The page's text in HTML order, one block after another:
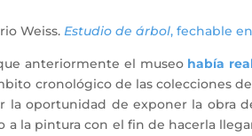
Weiss.Estudio de árbol, fechable
anteriormente el museo había
cronológico de las colecciones
la oportunidad de exponer la obra
a la pintura con el fin de hacerla